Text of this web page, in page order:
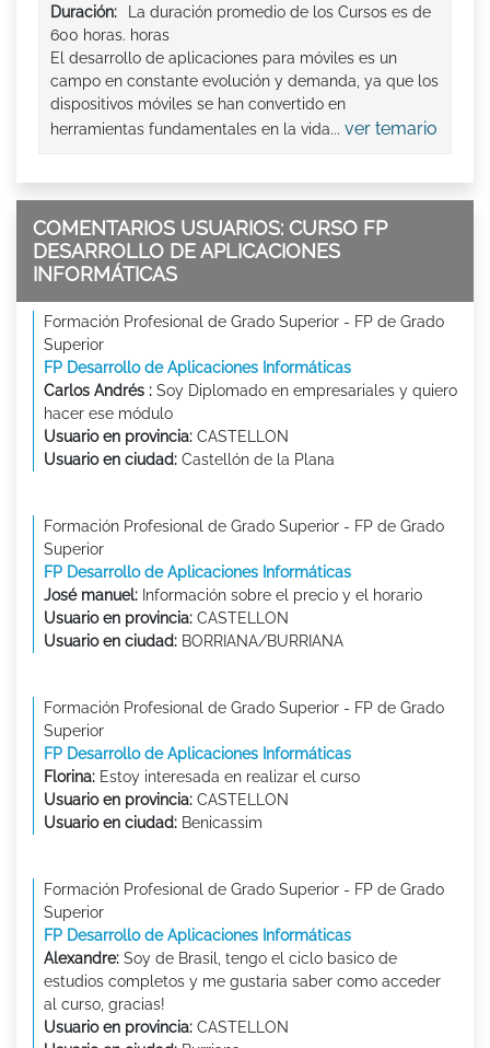
Duración:
La duración promedio de los Cursos es de
600 horas. horas
El desarrollo de aplicaciones para móviles es un
campo en constante evolución y demanda, ya que los
dispositivos móviles se han convertido en
herramientas fundamentales en la vida... ver temario
COMENTARIOS USUARIOS: CURSO FP
DESARROLLO DE APLICACIONES
INFORMÁTICAS
Formación Profesional de Grado Superior - FP de Grado
Superior
FP Desarrollo de Aplicaciones Informáticas
Carlos Andrés : Soy Diplomado en empresariales y quiero
hacer ese módulo
Usuario en provincia: CASTELLON
Usuario en ciudad: Castellón de la Plana
Formación Profesional de Grado Superior - FP de Grado
Superior
FP Desarrollo de Aplicaciones Informáticas
José manuel: Información sobre el precio y el horario
Usuario en provincia: CASTELLON
Usuario en ciudad: BORRIANA/BURRIANA
Formación Profesional de Grado Superior - FP de Grado
Superior
FP Desarrollo de Aplicaciones Informáticas
Florina: Estoy interesada en realizar el curso
Usuario en provincia: CASTELLON
Usuario en ciudad: Benicassim
Formación Profesional de Grado Superior - FP de Grado
Superior
FP Desarrollo de Aplicaciones Informáticas
Alexandre: Soy de Brasil, tengo el ciclo basico de
estudios completos y me gustaria saber como acceder
al curso, gracias!
Usuario en provincia: CASTELLON